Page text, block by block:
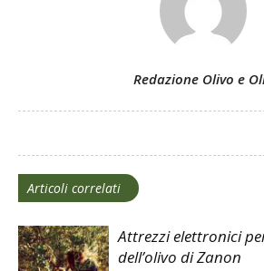
Redazione Olivo e
Articoli correlati
Attrezzi elettronici
dell’olivo di Zanon